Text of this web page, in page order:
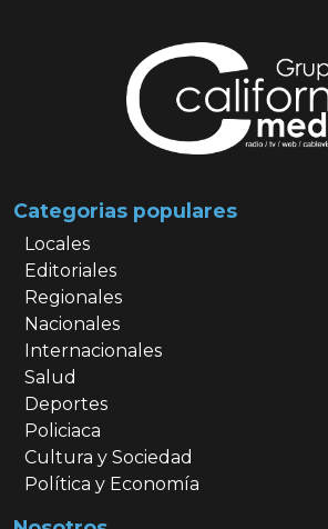
Categorias populares
Locales
Editoriales
Regionales
Nacionales
Internacionales
Salud
Deportes
Policiaca
Cultura y Sociedad
Política y Economía